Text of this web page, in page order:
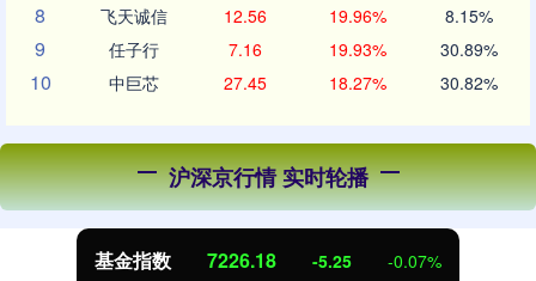
8 飞天诚信 12.56 19.96% 8.15%
9 任子行 7.16 19.93% 30.89%
10 中巨芯 27.45 18.27% 30.82%
沪深京行情 实时轮播
基金指数 7226.18 -5.25 -0.07%